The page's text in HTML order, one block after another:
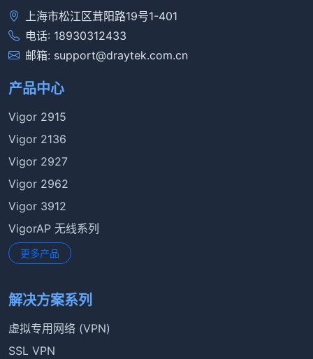
上海市松江区茸阳路19号1-401
电话: 18930312433
邮箱: support@draytek.com.cn
产品中心
Vigor 2915
Vigor 2136
Vigor 2927
Vigor 2962
Vigor 3912
VigorAP 无线系列
更多产品
解决方案系列
虚拟专用网络 (VPN)
SSL VPN